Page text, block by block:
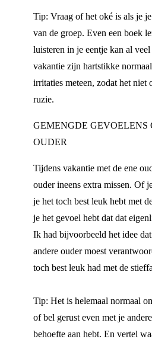
Tip: Vraag of het oké is als je
van de groep. Even een boek
luisteren in je eentje kan al
vakantie zijn hartstikke
irritaties meteen, zodat het niet
ruzie.
GEMENGDE GEVOELENS
OUDER
Tijdens vakantie met de ene
ouder ineens extra missen. Of
je het toch best leuk hebt met
je het gevoel hebt dat dat
Ik had bijvoorbeeld het idee
andere ouder moest
toch best leuk had met de
Tip: Het is helemaal normaal
of bel gerust even met je
behoefte aan hebt. En vertel